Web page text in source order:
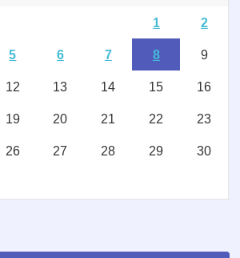
(2)
(20)
1 2
5 6 7 8 9
12 13 14 15 16
19 20 21 22 23
26 27 28 29 30